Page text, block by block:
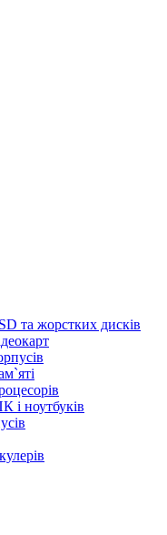
та жорстких дисків
і ноутбуків